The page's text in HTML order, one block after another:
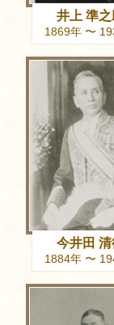
井上 準之
1869年 〜
今井田 清
1884年 〜